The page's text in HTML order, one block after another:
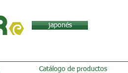
japonés
Catálogo de productos